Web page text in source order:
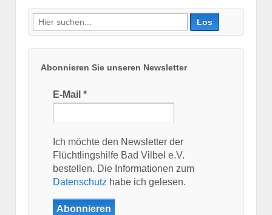
Suche
nach:
Abonnieren Sie unseren Newsletter
E-Mail *
Ich möchte den Newsletter der
Flüchtlingshilfe Bad Vilbel e.V.
bestellen. Die Informationen zum
Datenschutz habe ich gelesen.